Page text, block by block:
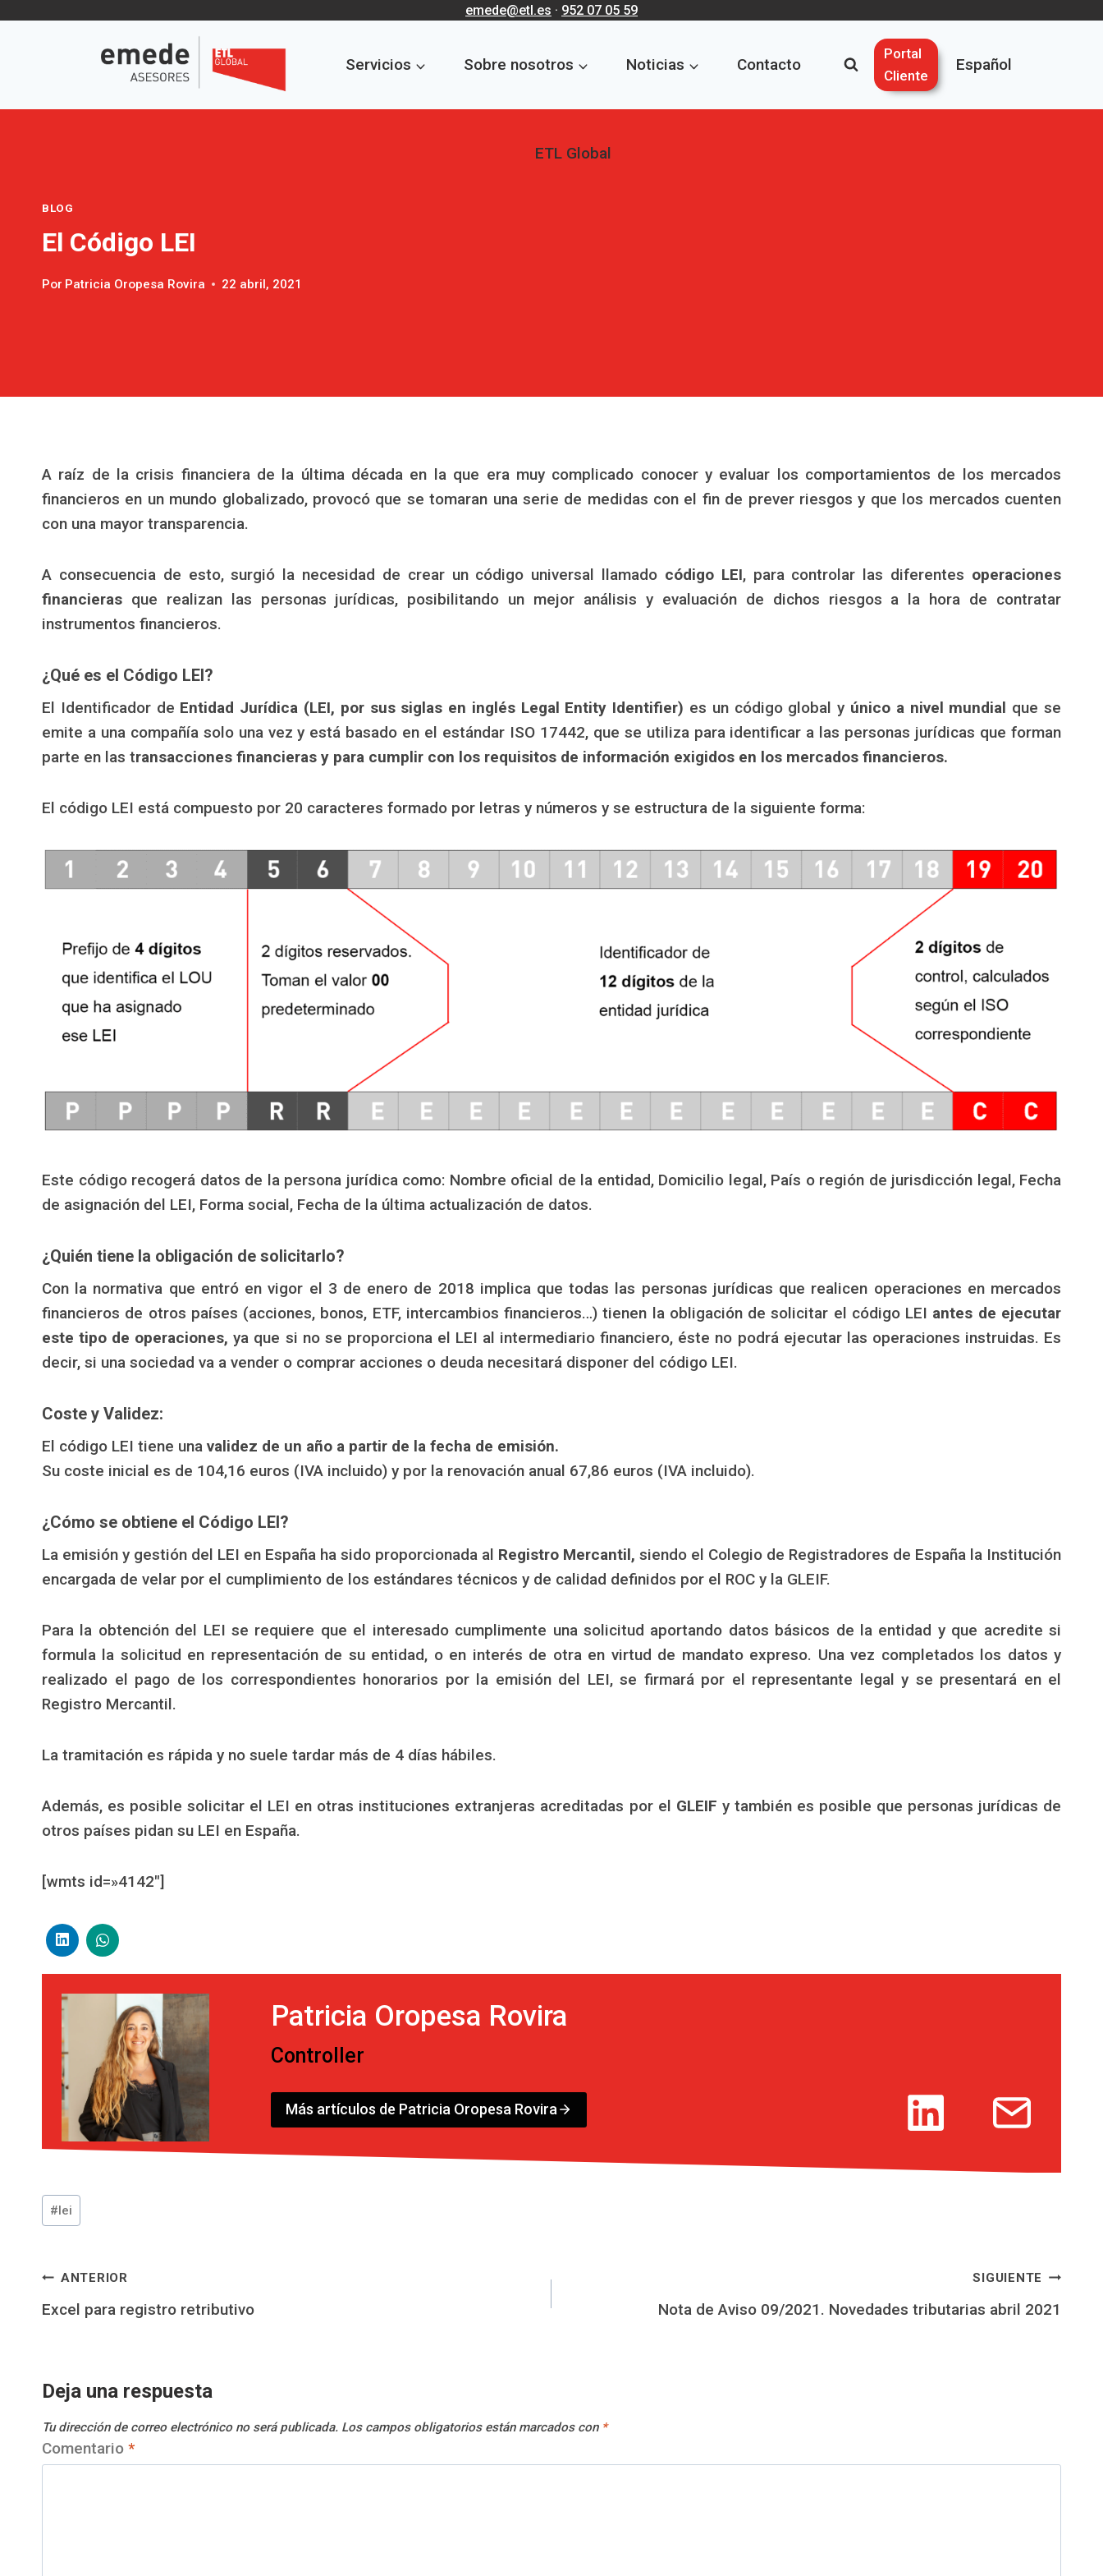
emede@etl.es · 952 07 05 59
Servicios Sobre nosotros Noticias Contacto
ETL Global
Portal
Cliente
Español
BLOG
El Código LEI
Por Patricia Oropesa Rovira 22 abril, 2021
A raíz de la crisis financiera de la última década en la que era muy complicado conocer y evaluar los comportamientos de los mercados
financieros en un mundo globalizado, provocó que se tomaran una serie de medidas con el fin de prever riesgos y que los mercados cuenten
con una mayor transparencia.
A consecuencia de esto, surgió la necesidad de crear un código universal llamado código LEI, para controlar las diferentes operaciones
financieras que realizan las personas jurídicas, posibilitando un mejor análisis y evaluación de dichos riesgos a la hora de contratar
instrumentos financieros.
¿Qué es el Código LEI?
El Identificador de Entidad Jurídica (LEI, por sus siglas en inglés Legal Entity Identifier) es un código global y único a nivel mundial que se
emite a una compañía solo una vez y está basado en el estándar ISO 17442, que se utiliza para identificar a las personas jurídicas que forman
parte en las transacciones financieras y para cumplir con los requisitos de información exigidos en los mercados financieros.
El código LEI está compuesto por 20 caracteres formado por letras y números y se estructura de la siguiente forma:
Este código recogerá datos de la persona jurídica como: Nombre oficial de la entidad, Domicilio legal, País o región de jurisdicción legal, Fecha
de asignación del LEI, Forma social, Fecha de la última actualización de datos.
¿Quién tiene la obligación de solicitarlo?
Con la normativa que entró en vigor el 3 de enero de 2018 implica que todas las personas jurídicas que realicen operaciones en mercados
financieros de otros países (acciones, bonos, ETF, intercambios financieros…) tienen la obligación de solicitar el código LEI antes de ejecutar
este tipo de operaciones, ya que si no se proporciona el LEI al intermediario financiero, éste no podrá ejecutar las operaciones instruidas. Es
decir, si una sociedad va a vender o comprar acciones o deuda necesitará disponer del código LEI.
Coste y Validez:
El código LEI tiene una validez de un año a partir de la fecha de emisión.
Su coste inicial es de 104,16 euros (IVA incluido) y por la renovación anual 67,86 euros (IVA incluido).
¿Cómo se obtiene el Código LEI?
La emisión y gestión del LEI en España ha sido proporcionada al Registro Mercantil, siendo el Colegio de Registradores de España la Institución
encargada de velar por el cumplimiento de los estándares técnicos y de calidad definidos por el ROC y la GLEIF.
Para la obtención del LEI se requiere que el interesado cumplimente una solicitud aportando datos básicos de la entidad y que acredite si
formula la solicitud en representación de su entidad, o en interés de otra en virtud de mandato expreso. Una vez completados los datos y
realizado el pago de los correspondientes honorarios por la emisión del LEI, se firmará por el representante legal y se presentará en el
Registro Mercantil.
La tramitación es rápida y no suele tardar más de 4 días hábiles.
Además, es posible solicitar el LEI en otras instituciones extranjeras acreditadas por el GLEIF y también es posible que personas jurídicas de
otros países pidan su LEI en España.
[wmts id=»4142″]
Patricia Oropesa Rovira
Controller
Más artículos de Patricia Oropesa Rovira
Etiquetas
de
entrada:
#lei
Navegación
de
ANTERIOR
Excel para registro retributivo
SIGUIENTE
Nota de Aviso 09/2021. Novedades tributarias abril 2021
Deja una respuesta
Tu dirección de correo electrónico no será publicada. Los campos obligatorios están marcados con *
Comentario *